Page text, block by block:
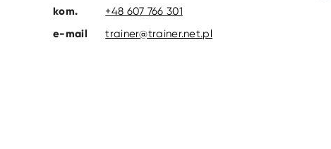
kom.
+48 607 766 301
e-mail
trainer@trainer.net.pl